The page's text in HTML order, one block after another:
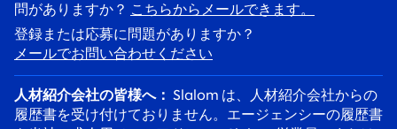
問がありますか？ こちらからメールできます。
登録または応募に問題がありますか？
メールでお問い合わせください
人材紹介会社の皆様へ： Slalom は、人材紹介会社からの
履歴書を受け付けておりません。エージェンシーの履歴書